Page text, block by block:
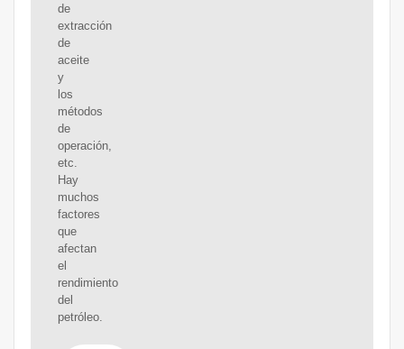
de
extracción
de
aceite
y
los
métodos
de
operación,
etc.
Hay
muchos
factores
que
afectan
el
rendimiento
del
petróleo.